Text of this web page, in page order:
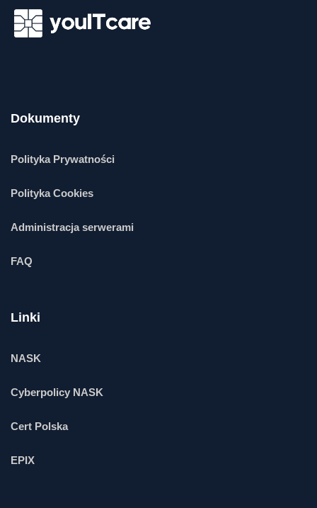
Dokumenty
Polityka Prywatności
Polityka Cookies
Administracja serwerami
FAQ
Linki
NASK
Cyberpolicy NASK
Cert Polska
EPIX